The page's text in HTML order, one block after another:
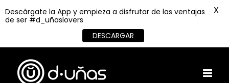
content
Descárgate la App y empieza a disfrutar de las ventajas
de ser #d_uñaslovers
DESCARGAR
X